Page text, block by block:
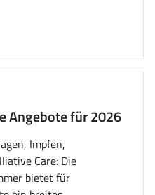
Angebote für 2026
Impfen,
Care: Die
bietet für